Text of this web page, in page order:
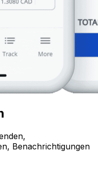
Benachrichtigungen